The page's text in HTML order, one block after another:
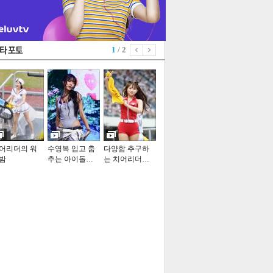
1 / 2
리더의 워
수영복 입고 춤
추는 아이돌…
다양함 추구하
는 치어리더…